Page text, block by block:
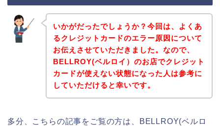
いかがだったでしょうか？今回は、よくあ
るクレジットカードのエラー原因について
お伝えさせていただきました。なので、
BELLROY(ベルロイ）のお店でクレジット
カードが使えない状態になった人は参考に
していただけると幸いです。
多分、こちらの記事をご覧の方は、BELLROY(ベルロ